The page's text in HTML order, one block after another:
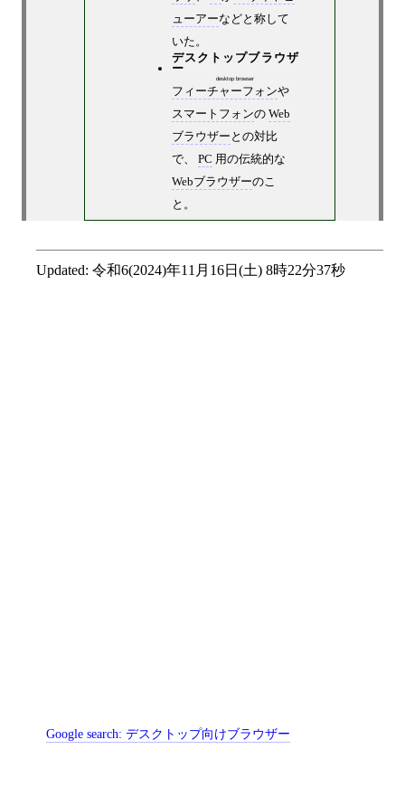
ューアーなどと称して
いた。
デスクトップブラウザ
ー
desktop browser
フィーチャーフォンや
スマートフォンの Web
ブラウザー との対比
で、 PC 用の伝統的な
Webブラウザーのこ
と。
Updated: 令和6(2024)年11月16日(土) 8時22分37秒
Google search:デスクトップ向けブラウザー